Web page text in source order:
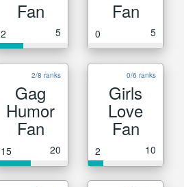
Fan
2 5
Fan
0 5
2/8 ranks
Gag
Humor
Fan
15 20
0/6 ranks
Girls
Love
Fan
2 10